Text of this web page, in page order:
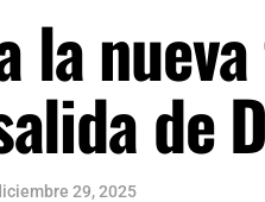
la
de
29, 2025